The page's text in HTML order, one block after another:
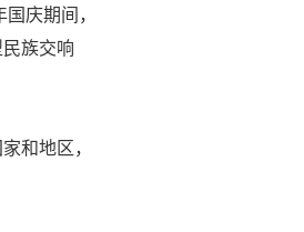
庆期间，
族交响
和地区，